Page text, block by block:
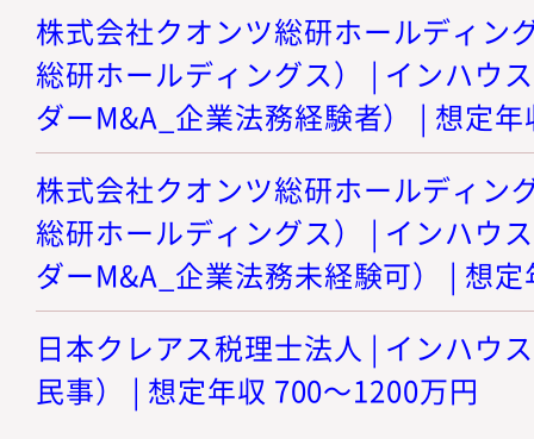
株式会社クオンツ総研ホールディン
総研ホールディングス） | インハウ
ダーM&A_企業法務経験者） | 想定
株式会社クオンツ総研ホールディン
総研ホールディングス） | インハウ
ダーM&A_企業法務未経験可） | 想
日本クレアス税理士法人 | インハウ
民事） | 想定年収 700～1200万円